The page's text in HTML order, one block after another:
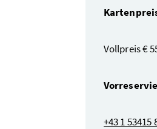
Vollpreis €
+43 1 53415